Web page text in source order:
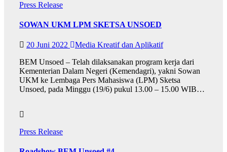
Press Release
SOWAN UKM LPM SKETSA UNSOED
20 Juni 2022
Media Kreatif dan Aplikatif
BEM Unsoed – Telah dilaksanakan program kerja dari
Kementerian Dalam Negeri (Kemendagri), yakni Sowan
UKM ke Lembaga Pers Mahasiswa (LPM) Sketsa
Unsoed, pada Minggu (19/6) pukul 13.00 – 15.00 WIB…
Press Release